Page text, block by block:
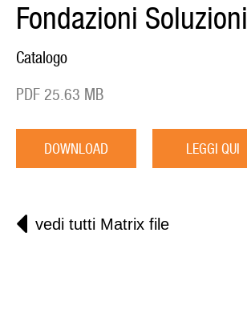
Fondazioni Soluzioni
Catalogo
PDF 25.63 MB
DOWNLOAD LEGGI QUI
vedi tutti Matrix file